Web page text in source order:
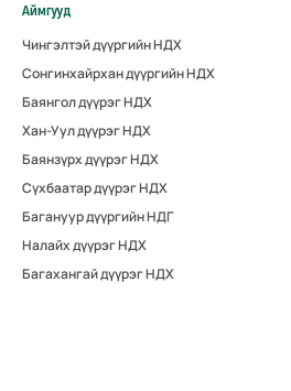
Аймгууд
Чингэлтэй дүүргийн НДХ
Сонгинхайрхан дүүргийн НДХ
Баянгол дүүрэг НДХ
Хан-Уул дүүрэг НДХ
Баянзүрх дүүрэг НДХ
Сүхбаатар дүүрэг НДХ
Багануур дүүргийн НДГ
Налайх дүүрэг НДХ
Багахангай дүүрэг НДХ